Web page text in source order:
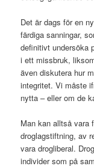
Det är dags för en
färdiga sanningar,
definitivt undersöka
i ett missbruk,
även diskutera hur
integritet. Vi måste
nytta – eller om de
Man kan alltså vara
droglagstiftning, av
vara drogliberal.
individer som på